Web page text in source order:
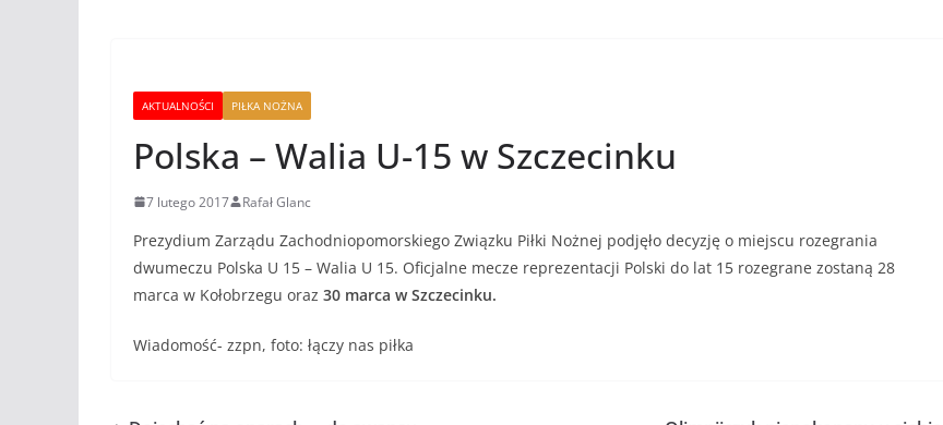
AKTUALNOŚCI PIŁKA NOŻNA
Polska – Walia U-15 w Szczecinku
7 lutego 2017 Rafał Glanc
Prezydium Zarządu Zachodniopomorskiego Związku Piłki Nożnej podjęło decyzję o miejscu rozegrania
dwumeczu Polska U 15 – Walia U 15. Oficjalne mecze reprezentacji Polski do lat 15 rozegrane zostaną 28
marca w Kołobrzegu oraz 30 marca w Szczecinku.
Wiadomość- zzpn, foto: łączy nas piłka